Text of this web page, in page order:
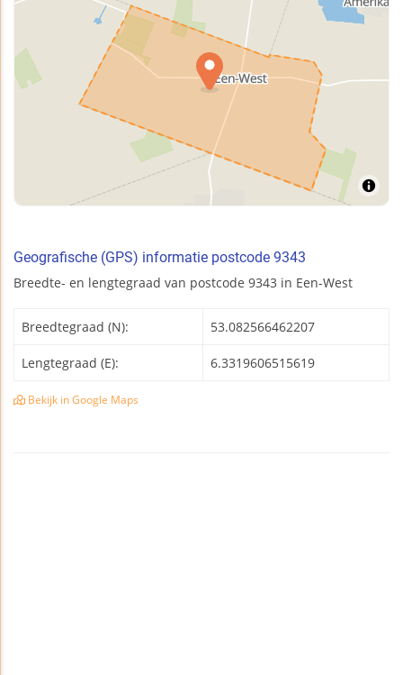
Geografische (GPS) informatie postcode 9343
Breedte- en lengtegraad van postcode 9343 in Een-West
Breedtegraad (N): 53.082566462207
Lengtegraad (E): 6.3319606515619
Bekijk in Google Maps